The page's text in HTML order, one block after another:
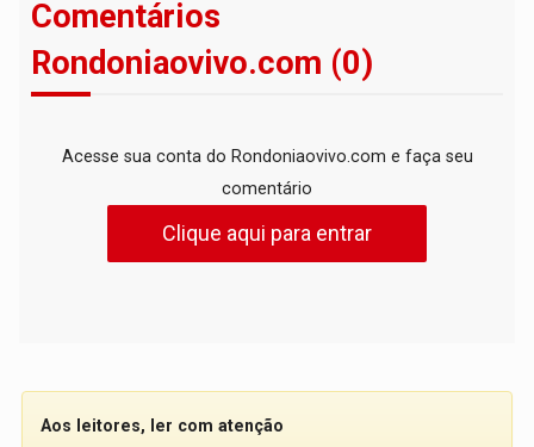
Comentários
Rondoniaovivo.com (0)
Acesse sua conta do Rondoniaovivo.com e faça seu
comentário
Clique aqui para entrar
Aos leitores, ler com atenção